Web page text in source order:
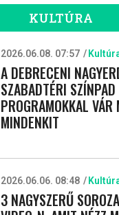
KULTÚRA
2026.06.08. 07:57
A DEBRECENI
SZABADTÉRI
PROGRAMOKKAL VÁR
MINDENKIT
2026.06.06. 08:48
3 NAGYSZERŰ